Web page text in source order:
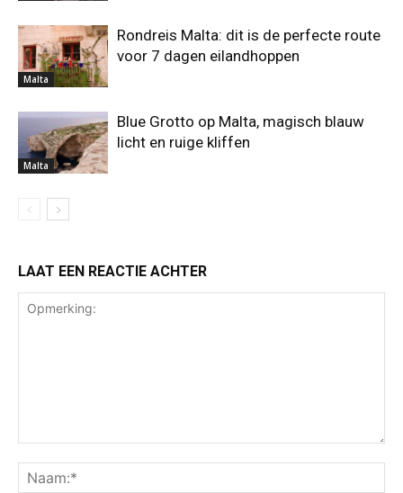
Malta
Rondreis Malta: dit is de perfecte route
voor 7 dagen eilandhoppen
Malta
Blue Grotto op Malta, magisch blauw
licht en ruige kliffen
LAAT EEN REACTIE ACHTER